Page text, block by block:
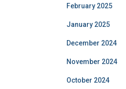
February 2025
January 2025
December 2024
November 2024
October 2024